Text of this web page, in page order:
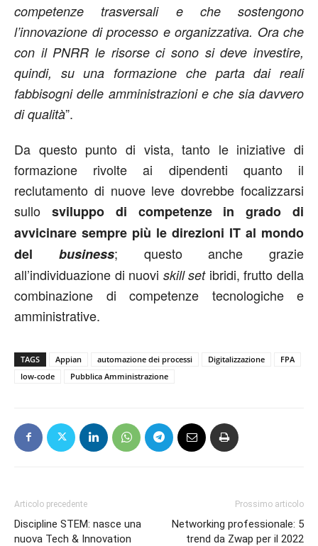
competenze trasversali e che sostengono
l’innovazione di processo e organizzativa. Ora che
con il PNRR le risorse ci sono si deve investire,
quindi, su una formazione che parta dai reali
fabbisogni delle amministrazioni e che sia davvero
di qualità”.
Da questo punto di vista, tanto le iniziative di
formazione rivolte ai dipendenti quanto il
reclutamento di nuove leve dovrebbe focalizzarsi
sullo sviluppo di competenze in grado di
avvicinare sempre più le direzioni IT al mondo
del business; questo anche grazie
all’individuazione di nuovi skill setibridi, frutto della
combinazione di competenze tecnologiche e
amministrative.
TAGS Appian automazione dei processi Digitalizzazione
FPA
low-code
Pubblica Amministrazione
Articolo precedente
Discipline STEM: nasce una
nuova Tech & Innovation
Prossimo articolo
Networking professionale: 5
trend da Zwap per il 2022